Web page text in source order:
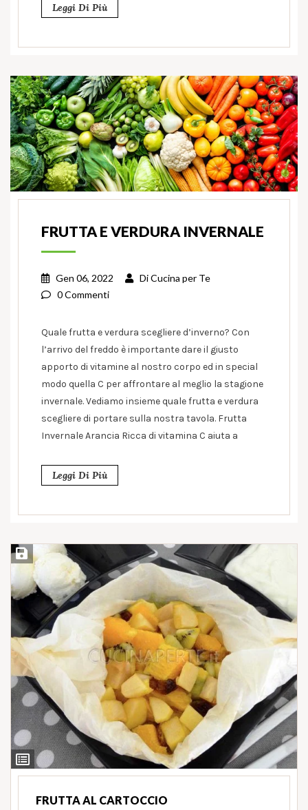
Leggi Di Più
FRUTTA E VERDURA INVERNALE
Gen 06, 2022 DiCucina per Te
0 Commenti
Quale frutta e verdura scegliere d’inverno? Con
l’arrivo del freddo è importante dare il giusto
apporto di vitamine al nostro corpo ed in special
modo quella C per affrontare al meglio la stagione
invernale. Vediamo insieme quale frutta e verdura
scegliere di portare sulla nostra tavola. Frutta
Invernale Arancia Ricca di vitamina C aiuta a
Leggi Di Più
Ingredienti
Salva ricetta
FRUTTA AL CARTOCCIO